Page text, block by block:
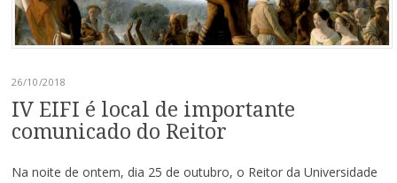
conteúdo
26/10/2018
IV EIFI é local de importante
comunicado do Reitor
Na noite de ontem, dia 25 de outubro, o Reitor da Universidade